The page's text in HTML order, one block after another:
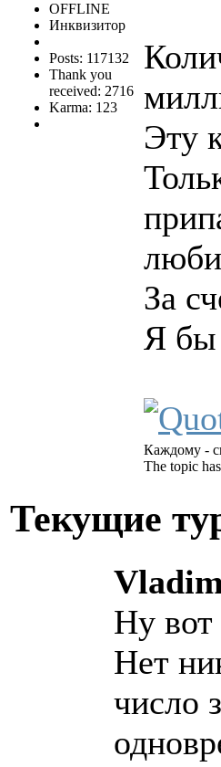
OFFLINE
Инквизитор
Posts: 117132
Thank you
received: 2716
Karma: 123
Эту
За
Я бы
Каждому -
The topic
Текущие
Ну вот
Нет
число